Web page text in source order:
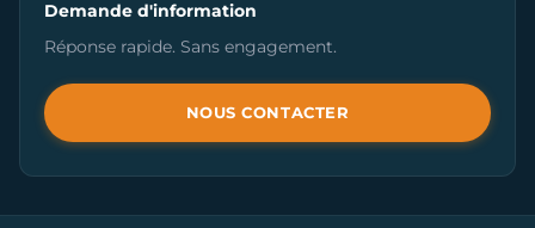
Demande d'information
Réponse rapide. Sans engagement.
NOUS CONTACTER